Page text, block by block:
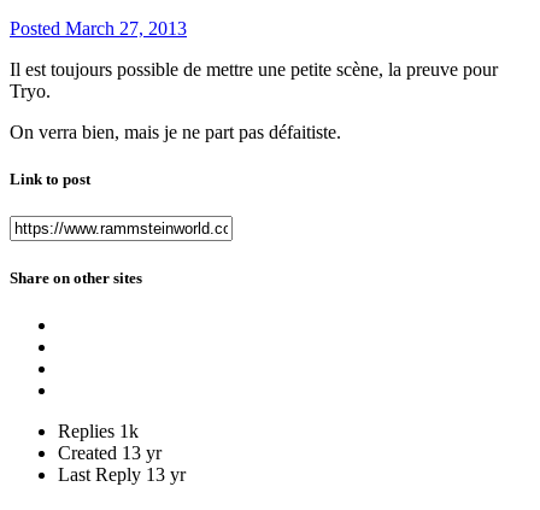
Posted March 27, 2013
Il est toujours possible de mettre une petite scène, la preuve pour
Tryo.
On verra bien, mais je ne part pas défaitiste.
Link to post
Share on other sites
Replies 1k
Created 13 yr
Last Reply 13 yr